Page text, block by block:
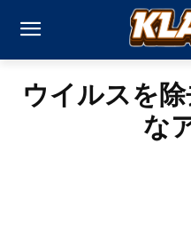
ウイルスを
な